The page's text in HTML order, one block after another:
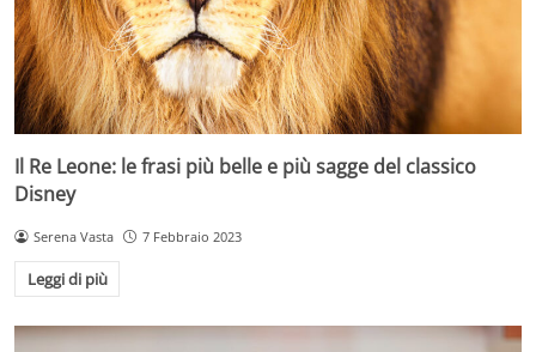
Il Re Leone: le frasi più belle e più sagge del classico
Disney
Serena Vasta 7 Febbraio 2023
Leggi di più